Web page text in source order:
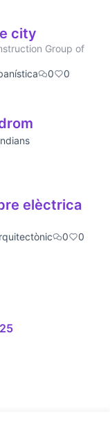
city
Group of
0 0
elèctrica
participant
0 0
25